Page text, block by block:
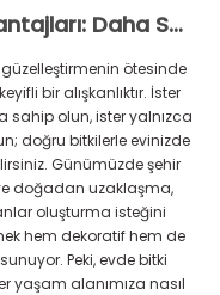
Evde Bitki Yetiştirmenin Avantajları: Daha Sağlıklı ve Huzurlu Bir Yaşam Alanı
ötesinde
bir alışkanlıktır. İster
sahip olun, ister yalnızca
doğru bitkilerle evinizde
Günümüzde şehir
doğadan uzaklaşma,
oluşturma isteğini
hem dekoratif hem de
Peki, evde bitki
yaşam alanımıza nasıl